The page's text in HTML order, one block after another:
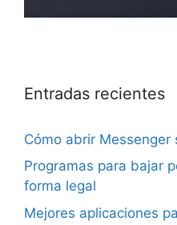
Entradas recientes
Cómo abrir
Programas para bajar
forma legal
Mejores aplicaciones